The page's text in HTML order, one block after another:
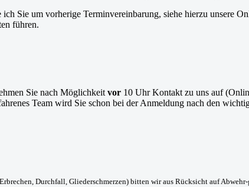
Sie um vorherige Terminvereinbarung, siehe hierzu unsere
führen.
Sie nach Möglichkeit vor 10 Uhr Kontakt zu uns auf
Team wird Sie schon bei der Anmeldung nach den
Durchfall, Gliederschmerzen) bitten wir aus Rücksicht auf